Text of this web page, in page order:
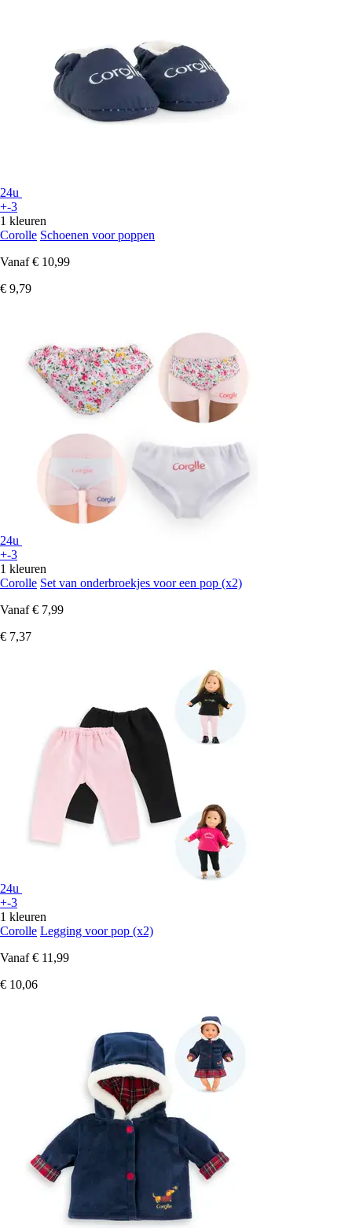
24u
+-3
1 kleuren
Corolle Schoenen voor poppen
Vanaf € 10,99
€ 9,79
24u
+-3
1 kleuren
Corolle Set van onderbroekjes voor een pop (x2)
Vanaf € 7,99
€ 7,37
24u
+-3
1 kleuren
Corolle Legging voor pop (x2)
Vanaf € 11,99
€ 10,06